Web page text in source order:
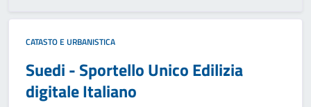
CATASTO E URBANISTICA
Suedi - Sportello Unico Edilizia
digitale Italiano